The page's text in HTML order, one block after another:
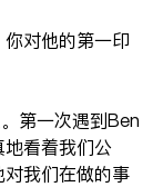
对他的第一印
第一次遇到Ben
看着我们公
我们在做的事